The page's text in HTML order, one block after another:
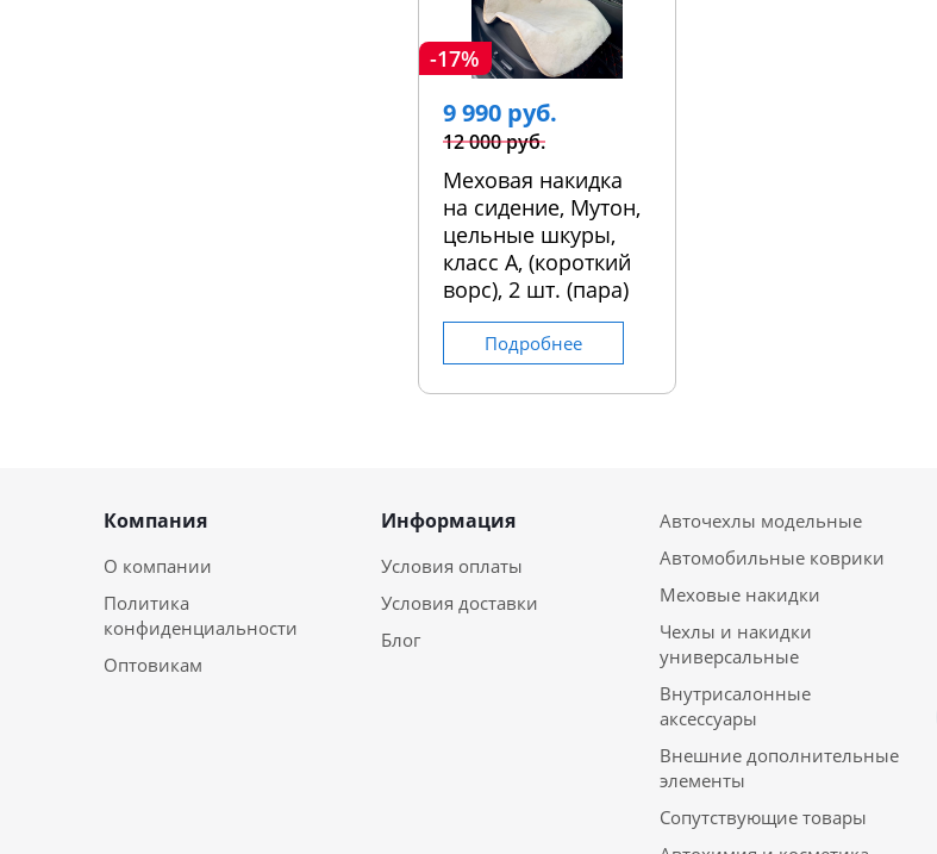
-17%
9 990 руб.
12 000 руб.
Меховая накидка
на сидение, Мутон,
цельные шкуры,
класс А, (короткий
ворс), 2 шт. (пара)
Подробнее
Компания
О компании
Политика
конфиденциальности
Оптовикам
Информация
Условия оплаты
Условия доставки
Блог
Авточехлы модельные
Автомобильные коврики
Меховые накидки
Чехлы и накидки
универсальные
Внутрисалонные
аксессуары
Внешние дополнительные
элементы
Сопутствующие товары